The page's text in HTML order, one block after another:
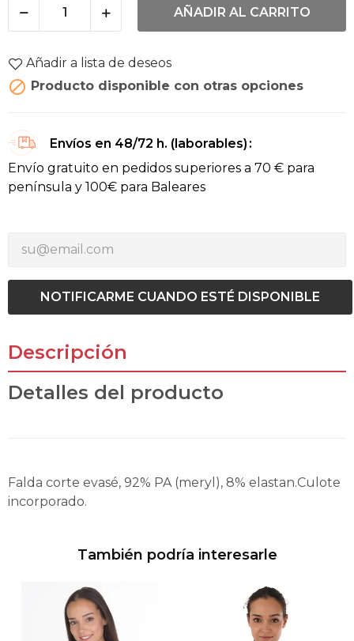
AÑADIR AL CARRITO
Añadir a lista de deseos
 Producto disponible con otras opciones
Envíos en 48/72 h. (laborables)
Envío gratuito en pedidos superiores a 70 € para
península y 100€ para Baleares
NOTIFICARME CUANDO ESTÉ DISPONIBLE
Descripción
Detalles del producto
Falda corte evasé, 92% PA (meryl), 8% elastan.Culote
incorporado.
También podría interesarle